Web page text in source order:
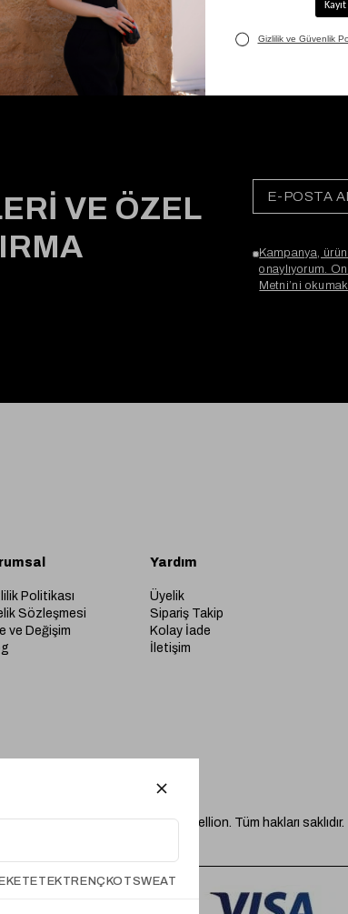
VE ÖZEL
Kampanya,
onaylıyorum.
Metni’ni
Politikası
Sözleşmesi
ve Değişim
Yardım
Üyelik
Sipariş Takip
Kolay İade
İletişim
© 2026 Mervellion. Tüm hakları saklıdır.
ETEKTRENÇKOTSWEAT